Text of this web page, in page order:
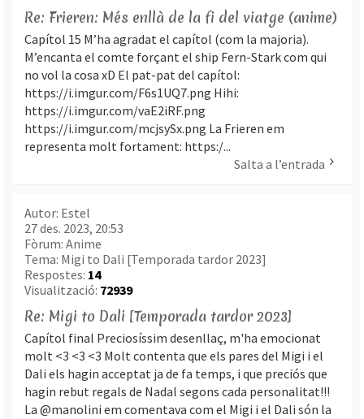
Re: Frieren: Més enllà de la fi del viatge (anime)
Capítol 15 M’ha agradat el capítol (com la majoria).
M’encanta el comte forçant el ship Fern-Stark com qui
no vol la cosa xD El pat-pat del capítol:
https://i.imgur.com/F6s1UQ7.png Hihi:
https://i.imgur.com/vaE2iRF.png
https://i.imgur.com/mcjsySx.png La Frieren em
representa molt fortament: https:/...
Salta a l’entrada
Autor: Estel
27 des. 2023, 20:53
Fòrum: Anime
Tema: Migi to Dali [Temporada tardor 2023]
Respostes: 14
Visualització: 72939
Re: Migi to Dali [Temporada tardor 2023]
Capítol final Preciosíssim desenllaç, m'ha emocionat
molt <3 <3 <3 Molt contenta que els pares del Migi i el
Dali els hagin acceptat ja de fa temps, i que preciós que
hagin rebut regals de Nadal segons cada personalitat!!!
La @manolini em comentava com el Migi i el Dali són la